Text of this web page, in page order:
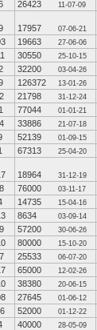
26423 11-07-09
17957 07-06-21
19663 27-06-06
30550 25-10-15
32200 03-04-26
126372 13-01-26
21798 31-12-24
77044 01-01-21
33886 21-07-18
52139 01-09-15
67313 25-04-20
18964 31-12-19
76000 03-11-17
14735 15-04-16
8634 03-09-14
57200 30-06-26
80000 15-10-20
25533 06-07-20
65000 12-02-26
38380 20-06-15
27645 01-06-12
52000 01-12-22
40000 28-05-09